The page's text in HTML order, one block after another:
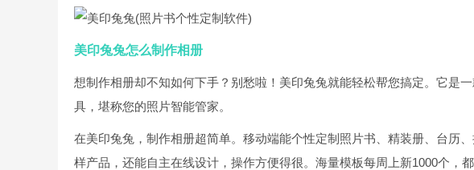
美印兔兔怎么制作相册
想制作相册却不知如何下手？别愁啦！美印兔兔就能轻松帮您搞定。它是
具，堪称您的照片智能管家。
在美印兔兔，制作相册超简单。移动端能个性定制照片书、精装册、台历
样产品，还能自主在线设计，操作方便得很。海量模板每周上新1000个，